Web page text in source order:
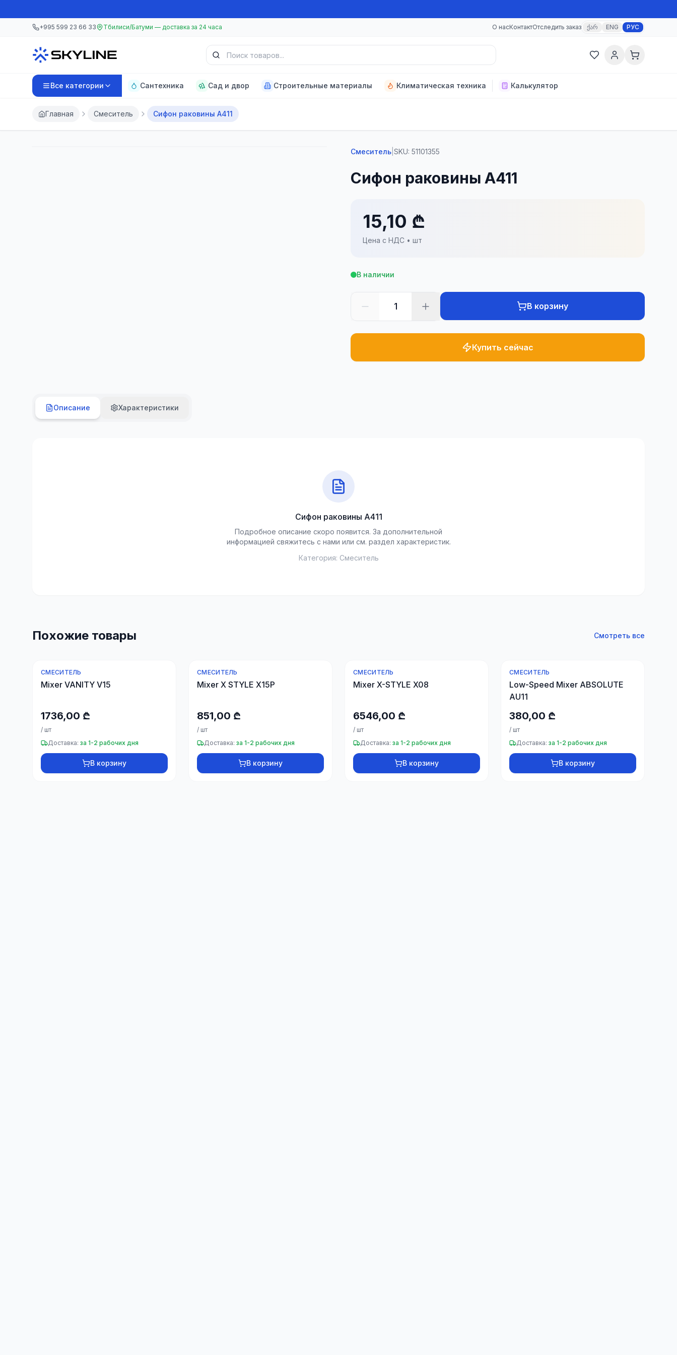
Перейти к основному содержанию
+995 599 23 66 33 Тбилиси/Батуми — доставка за 24 часа О насКонтактОтследить заказ ქარ ENG РУС
Поиск товаров
Все категории Сантехника Сад и двор Строительные материалы Климатическая техника Калькулятор
Главная Смеситель Сифон раковины A411
Смеситель SKU: 51101355
Сифон раковины A411
15,10 ₾
Цена с НДС • шт
В наличии
1 В корзину
Купить сейчас
Описание Характеристики
Сифон раковины A411
Подробное описание скоро появится. За дополнительной
информацией свяжитесь с нами или см. раздел характеристик.
Категория: Смеситель
Похожие товары Смотреть все
СМЕСИТЕЛЬ
Mixer VANITY V15
1736,00 ₾
/ шт
Доставка: за 1-2 рабочих дня
В корзину
СМЕСИТЕЛЬ
Mixer X STYLE X15P
851,00 ₾
/ шт
Доставка: за 1-2 рабочих дня
В корзину
СМЕСИТЕЛЬ
Mixer X-STYLE X08
6546,00 ₾
/ шт
Доставка: за 1-2 рабочих дня
В корзину
СМЕСИТЕЛЬ
Low-Speed Mixer ABSOLUTE
AU11
380,00 ₾
/ шт
Доставка: за 1-2 рабочих дня
В корзину